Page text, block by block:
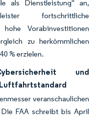
als Dienstleistung" an,
fortschrittliche
hohe Vorabinvestitionen
zu herkömmlichen
% erzielen.
und
veranschaulichen
FAA schreibt bis April